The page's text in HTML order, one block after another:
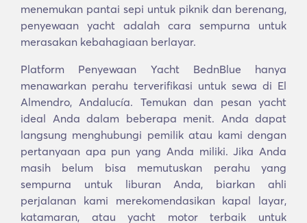
menemukan pantai sepi untuk piknik dan berenang,
penyewaan yacht adalah cara sempurna untuk
merasakan kebahagiaan berlayar.
Platform Penyewaan Yacht BednBlue hanya
menawarkan perahu terverifikasi untuk sewa di El
Almendro, Andalucía. Temukan dan pesan yacht
ideal Anda dalam beberapa menit. Anda dapat
langsung menghubungi pemilik atau kami dengan
pertanyaan apa pun yang Anda miliki. Jika Anda
masih belum bisa memutuskan perahu yang
sempurna untuk liburan Anda, biarkan ahli
perjalanan kami merekomendasikan kapal layar,
katamaran, atau yacht motor terbaik untuk